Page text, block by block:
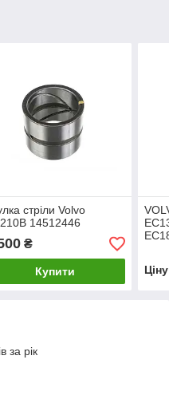
стріли Volvo
14512446
₴
Купити
за рік